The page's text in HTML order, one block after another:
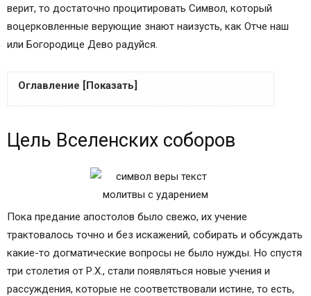
верит, то достаточно процитировать Символ, который
воцерковленные верующие знают наизусть, как Отче наш
или Богородице Дево радуйся.
Оглавление [Показать]
Разногласие с католиками
Молитва «Символ веры» на русском языке
Молитва «Символ веры» по-церковнославянски
Сохранить молитвы в социальных сетях:
Текст молитвы “Символ веры” со всеми
Цель Вселенских соборов
Пока предание апостолов было свежо, их учение
трактовалось точно и без искажений, собирать и обсуждать
какие-то догматические вопросы не было нужды. Но спустя
три столетия от Р.Х., стали появляться новые учения и
рассуждения, которые не соответствовали истине, то есть,